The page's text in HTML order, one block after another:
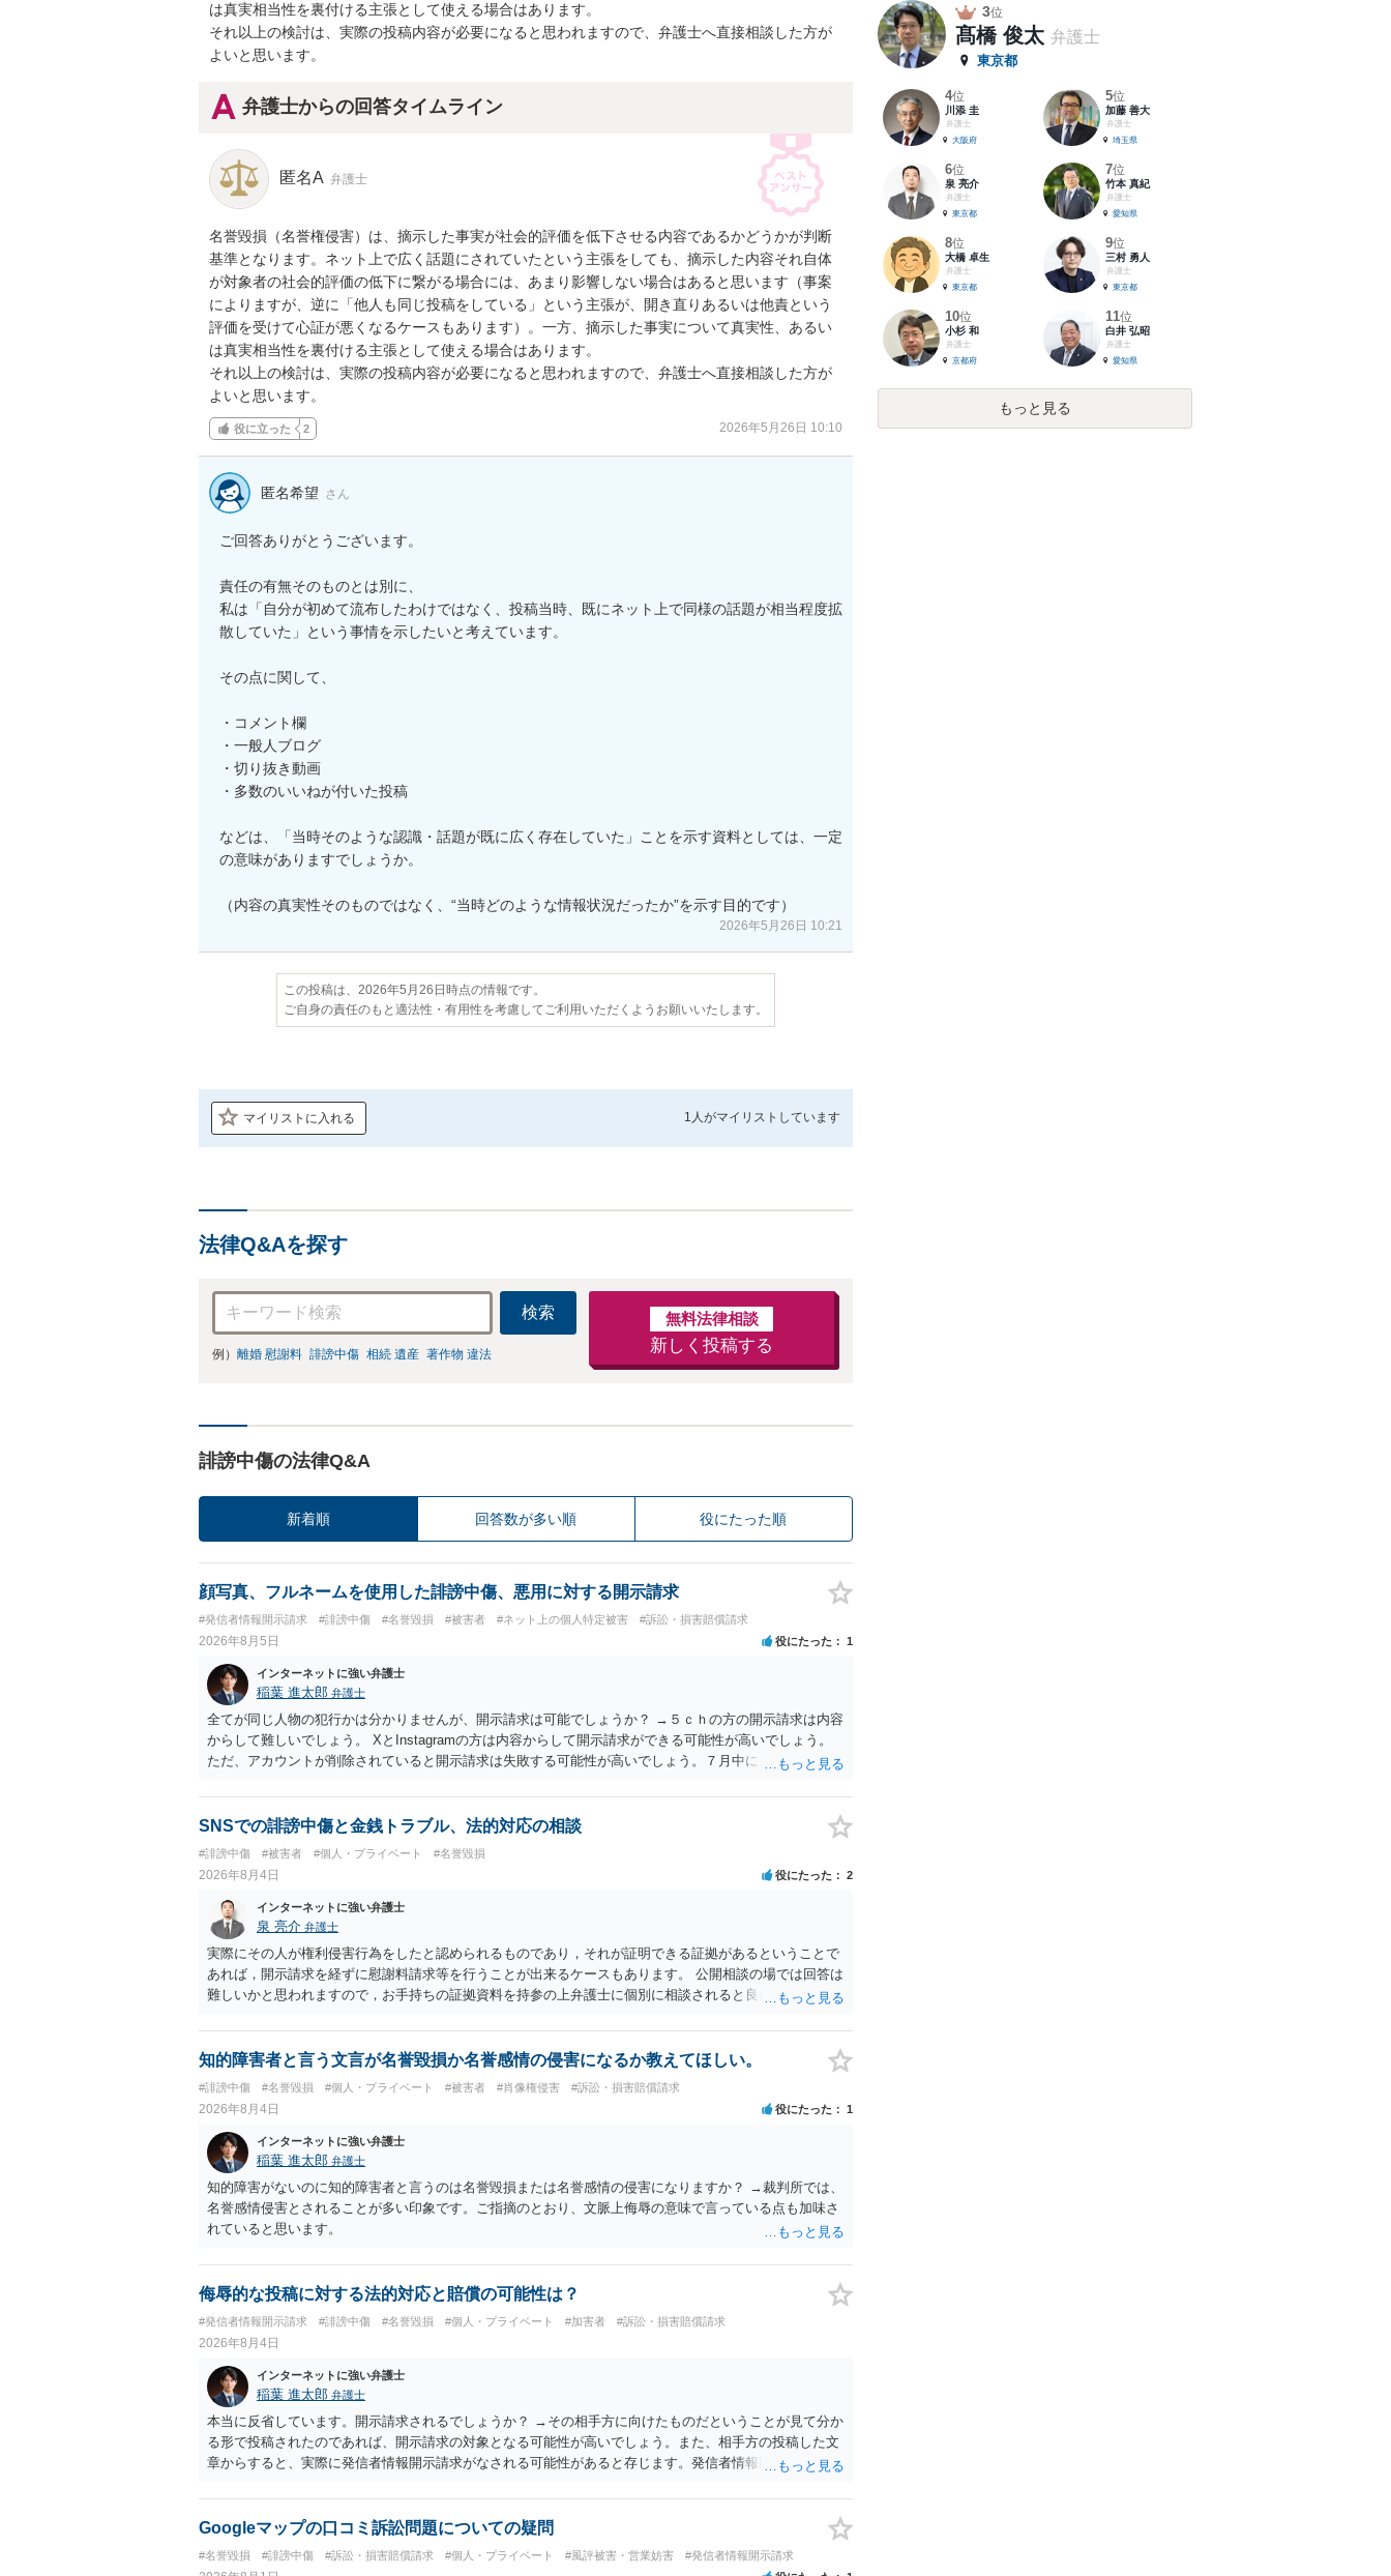
は真実相当性を裏付ける主張として使える場合はあります。
それ以上の検討は、実際の投稿内容が必要になると思われますので、弁護士へ直接相談した方が
よいと思います。
弁護士からの回答タイムライン
匿名A 弁護士
名誉毀損（名誉権侵害）は、摘示した事実が社会的評価を低下させる内容であるかどうかが判断
基準となります。ネット上で広く話題にされていたという主張をしても、摘示した内容それ自体
が対象者の社会的評価の低下に繋がる場合には、あまり影響しない場合はあると思います（事案
によりますが、逆に「他人も同じ投稿をしている」という主張が、開き直りあるいは他責という
評価を受けて心証が悪くなるケースもあります）。一方、摘示した事実について真実性、あるい
は真実相当性を裏付ける主張として使える場合はあります。
それ以上の検討は、実際の投稿内容が必要になると思われますので、弁護士へ直接相談した方が
よいと思います。
役に立った 2 2026年5月26日 10:10
匿名希望 さん
ご回答ありがとうございます。
責任の有無そのものとは別に、
私は「自分が初めて流布したわけではなく、投稿当時、既にネット上で同様の話題が相当程度拡
散していた」という事情を示したいと考えています。
その点に関して、
・コメント欄
・一般人ブログ
・切り抜き動画
・多数のいいねが付いた投稿
などは、「当時そのような認識・話題が既に広く存在していた」ことを示す資料としては、一定
の意味がありますでしょうか。
（内容の真実性そのものではなく、“当時どのような情報状況だったか”を示す目的です）
2026年5月26日 10:21
この投稿は、2026年5月26日時点の情報です。
ご自身の責任のもと適法性・有用性を考慮してご利用いただくようお願いいたします。
マイリストに入れる 1人がマイリストしています
法律Q&Aを探す
検索
例） 離婚 慰謝料 誹謗中傷 相続 遺産 著作物 違法
無料法律相談
新しく投稿する
誹謗中傷の法律Q&A
新着順 回答数が多い順 役にたった順
顔写真、フルネームを使用した誹謗中傷、悪用に対する開示請求
#発信者情報開示請求 #誹謗中傷 #名誉毀損 #被害者 #ネット上の個人特定被害 #訴訟・損害賠償請求
2026年8月5日 役にたった 1
インターネットに強い弁護士
稲葉 進太郎 弁護士
全てが同じ人物の犯行かは分かりませんが、開示請求は可能でしょうか？ →５ｃｈの方の開示請求は内容
からして難しいでしょう。 XとInstagramの方は内容からして開示請求ができる可能性が高いでしょう。
ただ、アカウントが削除されていると開示請求は失敗する可能性が高いでしょう。７月中にアカウントが
相手に全ての弁護士費用を負担させることは可能でしょうか？ →訴訟外の交渉で相手方が認めれば負担さ
せることができるでしょう。訴訟で判決となった場合は、実際の弁護士費用が認められる場合と認められ
SNSでの誹謗中傷と金銭トラブル、法的対応の相談
#誹謗中傷 #被害者 #個人・プライベート #名誉毀損
2026年8月4日 役にたった 2
インターネットに強い弁護士
泉 亮介 弁護士
実際にその人が権利侵害行為をしたと認められるものであり，それが証明できる証拠があるということで
あれば，開示請求を経ずに慰謝料請求等を行うことが出来るケースもあります。 公開相談の場では回答は
難しいかと思われますので，お手持ちの証拠資料を持参の上弁護士に個別に相談されると良いでしょう。
知的障害者と言う文言が名誉毀損か名誉感情の侵害になるか教えてほしい。
#誹謗中傷 #名誉毀損 #個人・プライベート #被害者 #肖像権侵害 #訴訟・損害賠償請求
2026年8月4日 役にたった 1
インターネットに強い弁護士
稲葉 進太郎 弁護士
知的障害がないのに知的障害者と言うのは名誉毀損または名誉感情の侵害になりますか？ →裁判所では、
名誉感情侵害とされることが多い印象です。ご指摘のとおり、文脈上侮辱の意味で言っている点も加味さ
れていると思います。
侮辱的な投稿に対する法的対応と賠償の可能性は？
#発信者情報開示請求 #誹謗中傷 #名誉毀損 #個人・プライベート #加害者 #訴訟・損害賠償請求
2026年8月4日
インターネットに強い弁護士
稲葉 進太郎 弁護士
本当に反省しています。開示請求されるでしょうか？ →その相手方に向けたものだということが見て分か
る形で投稿されたのであれば、開示請求の対象となる可能性が高いでしょう。また、相手方の投稿した文
章からすると、実際に発信者情報開示請求がなされる可能性があると存じます。発信者情報開示請求が進
カウントの登録メールに意見照会がなされます。 また、された場合賠償金はいくらでしょうか。 →ケー
スバイケースであり、数万円から１００万単位まで様々でしょう。裁判外であれば交渉して相手方の請求
Googleマップの口コミ訴訟問題についての疑問
#名誉毀損 #誹謗中傷 #訴訟・損害賠償請求 #個人・プライベート #風評被害・営業妨害 #発信者情報開示請求
3位
髙橋 俊太 弁護士
東京都
4位
川添 圭
弁護士
大阪府
5位
加藤 善大
弁護士
埼玉県
6位
泉 亮介
弁護士
東京都
7位
竹本 真紀
弁護士
愛知県
8位
大橋 卓生
弁護士
東京都
9位
三村 勇人
弁護士
東京都
10位
小杉 和
弁護士
京都府
11位
白井 弘昭
弁護士
愛知県
もっと見る